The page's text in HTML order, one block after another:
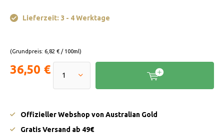
Lieferzeit: 3 - 4 Werktage
(Grundpreis: 6,82 € / 100ml)
36,50 €
Offizieller Webshop von Australian Gold
Gratis Versand ab 49€